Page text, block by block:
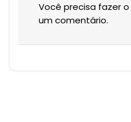
Você precisa fazer o
um comentário.